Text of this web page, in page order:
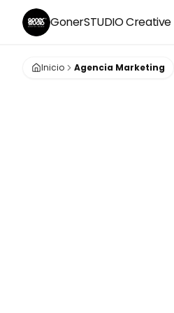
GonerSTUDIOCreative
Inicio Agencia Marketing